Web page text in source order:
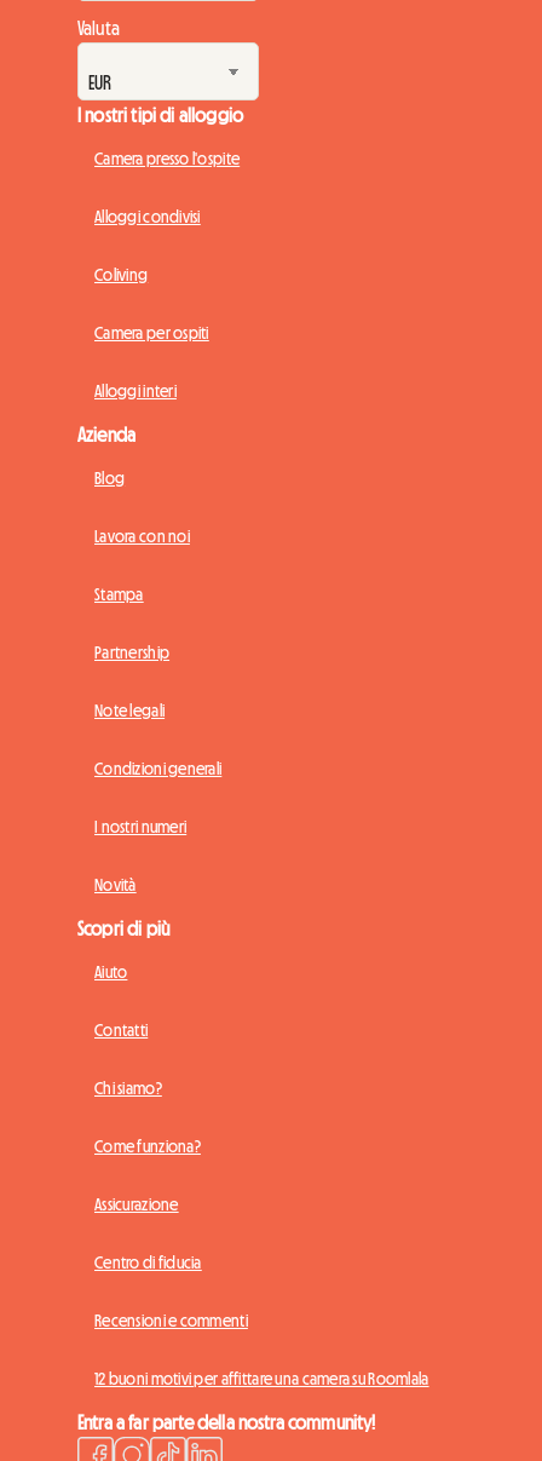
Valuta
I nostri tipi di alloggio
Camera presso l'ospite
Alloggi condivisi
Coliving
Camera per ospiti
Alloggi interi
Azienda
Blog
Lavora con noi
Stampa
Partnership
Note legali
Condizioni generali
I nostri numeri
Novità
Scopri di più
Aiuto
Contatti
Chi siamo?
Come funziona?
Assicurazione
Centro di fiducia
Recensioni e commenti
12 buoni motivi per affittare una camera su Roomlala
Entra a far parte della nostra community!